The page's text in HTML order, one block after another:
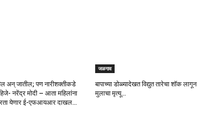
अन् जातील; पण नारीशक्तीकडे
नरेंद्र मोदी – आता महिलांना
येणार ई-एफआयआर दाखल…
जळगाव
बापाच्या डोळ्यादेखत विद्युत तारेचा शॉक लागून
मुलाचा मृत्यू…